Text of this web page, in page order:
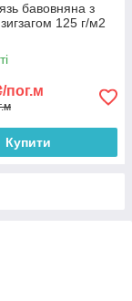
бавовняна з
125 г/м2
пог.м
Купити